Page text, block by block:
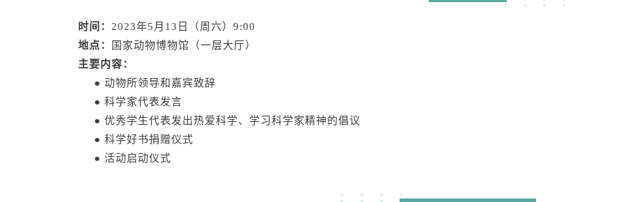
时间： 2023年5月13日（周六）9:00
地点：
国家动物博物馆（一层大厅）
主要内容：
●动物所领导和嘉宾致辞
●科学家代表发言
●优秀学生代表发出热爱科学、学习科学家精神的倡议
●科学好书捐赠仪式
●活动启动仪式